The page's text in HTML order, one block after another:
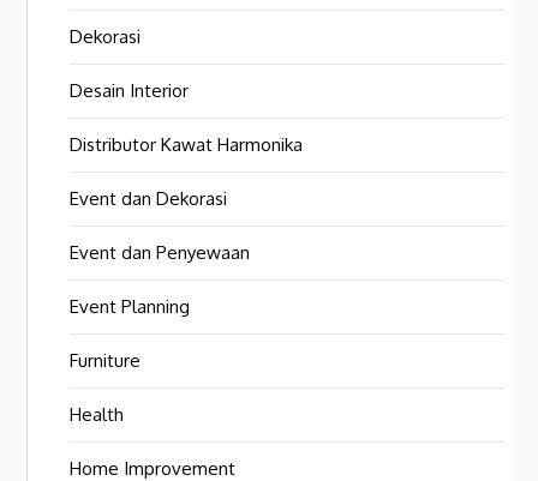
Dekorasi
Desain Interior
Distributor Kawat Harmonika
Event dan Dekorasi
Event dan Penyewaan
Event Planning
Furniture
Health
Home Improvement